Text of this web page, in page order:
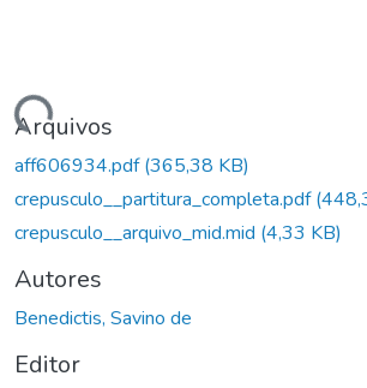
Arquivos
aff606934.pdf(365,38 KB)
crepusculo__partitura_completa.pdf
crepusculo__arquivo_mid.mid (4,33 KB)
Autores
Benedictis, Savino de
Editor